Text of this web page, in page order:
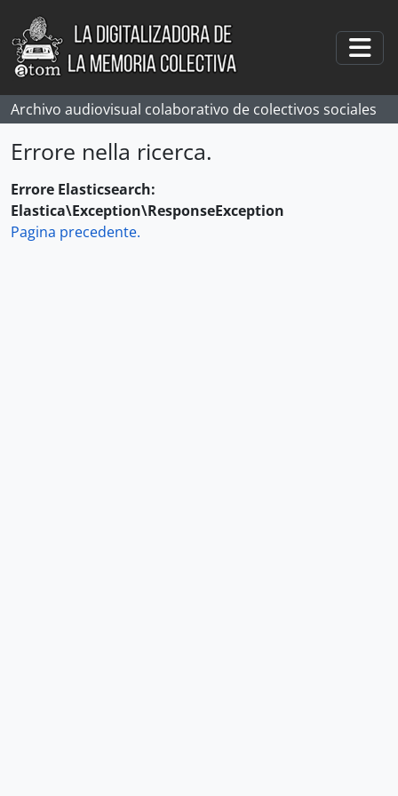
Skip to main content
Archivo audiovisual colaborativo de colectivos sociales
Errore nella ricerca.
Errore Elasticsearch:
Elastica\Exception\ResponseException
Pagina precedente.